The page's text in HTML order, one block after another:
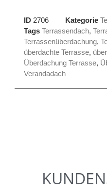
ID 2706 Kategorie
Tags Terrassendach,
Terrassenüberdachung,
überdachte Terrasse,
Überdachung Terrasse,
Verandadach